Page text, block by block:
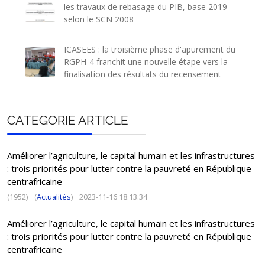
les travaux de rebasage du PIB, base 2019
selon le SCN 2008
ICASEES : la troisième phase d'apurement du
RGPH-4 franchit une nouvelle étape vers la
finalisation des résultats du recensement
CATEGORIE ARTICLE
Améliorer l’agriculture, le capital humain et les infrastructures
: trois priorités pour lutter contre la pauvreté en République
centrafricaine
(1952) (Actualités) 2023-11-16 18:13:34
Améliorer l’agriculture, le capital humain et les infrastructures
: trois priorités pour lutter contre la pauvreté en République
centrafricaine